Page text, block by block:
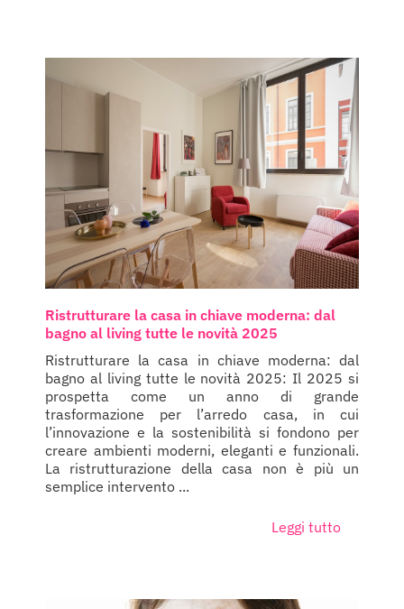
Ristrutturare la casa in chiave moderna: dal
bagno al living tutte le novità 2025
Ristrutturare la casa in chiave moderna: dal
bagno al living tutte le novità 2025: Il 2025 si
prospetta come un anno di grande
trasformazione per l’arredo casa, in cui
l’innovazione e la sostenibilità si fondono per
creare ambienti moderni, eleganti e funzionali.
La ristrutturazione della casa non è più un
semplice intervento ...
Leggi tutto